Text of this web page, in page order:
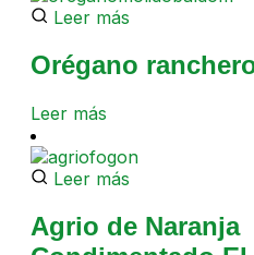
Leer más
Orégano
Leer más
Leer más
Agrio de Naranja